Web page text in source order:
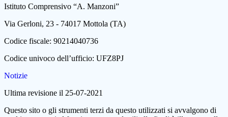
Istituto Comprensivo “A. Manzoni”
Via Gerloni, 23 - 74017 Mottola (TA)
Codice fiscale: 90214040736
Codice univoco dell’ufficio: UFZ8PJ
Notizie
Ultima revisione il 25-07-2021
Questo sito o gli strumenti terzi da questo utilizzati si avvalgono di